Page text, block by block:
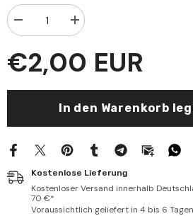
verringern
Er
Risaletuş
Şemsiyye
(hafız
Menge
erhöhen
Er
Risaletuş
(hafız
|
€2,00 EUR
In den Warenkorb
Kostenlose Lieferung
Kostenloser Versand innerhalb
70 €*
Voraussichtlich geliefert in 4 bis 6